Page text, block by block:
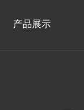
产品展示